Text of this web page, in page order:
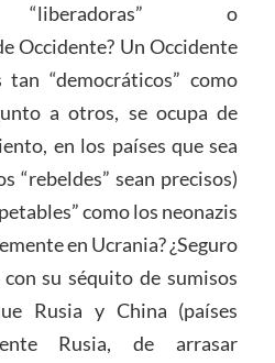
“liberadoras” o
Occidente? Un Occidente
“democráticos” como
a otros, se ocupa de
en los países que sea
“rebeldes” sean precisos)
como los neonazis
en Ucrania? ¿Seguro
su séquito de sumisos
Rusia y China (países
Rusia, de arrasar